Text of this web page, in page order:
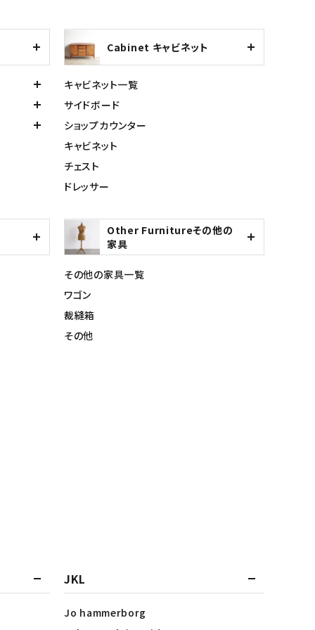
Cabinet キャビネット
キャビネット一覧
サイドボード
ショップカウンター
キャビネット
チェスト
ドレッサー
Other Furnitureその他の
家具
その他の家具一覧
ワゴン
裁縫箱
その他
JKL
Jo hammerborg